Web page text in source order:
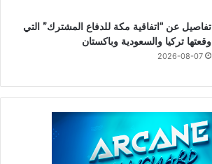
تفاصيل عن “اتفاقية مكة للدفاع المشترك” التي
وقعتها تركيا والسعودية وباكستان
2026-08-07